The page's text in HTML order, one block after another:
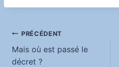
la
Navigation
de
PRÉCÉDENT
Mais où est passé le
décret ?